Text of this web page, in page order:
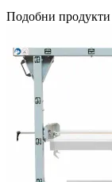
Подобни продукти